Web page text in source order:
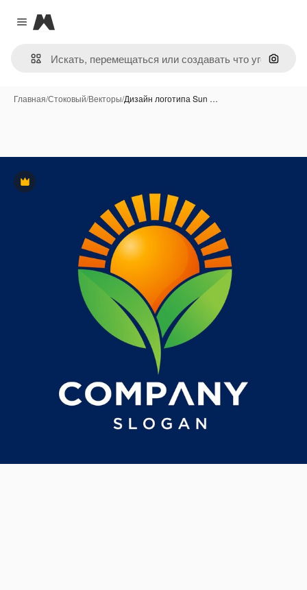
Close menu
Magnific
Поиск
Главная/Стоковый/Векторы/Дизайн логотипа Sun …
Премиум